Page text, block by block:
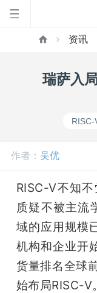
网
开
资讯
瑞萨入
RISC-
作者： 吴优
RISC-V不知
质疑不被主流
域的应用规模
机构和企业开
货量排名全球
始布局RISC-V。